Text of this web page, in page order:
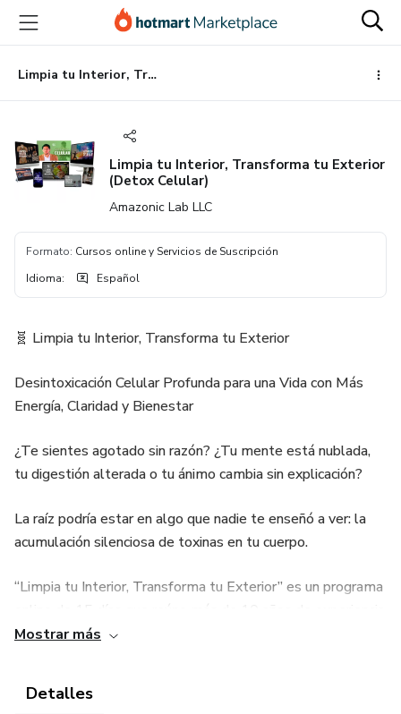
principal
página
de
página
Limpia tu Interior, Transforma tu Exterior (Detox Celular)
Limpia tu Interior, Transforma tu Exterior
(Detox Celular)
Amazonic Lab LLC
Formato: Cursos online y Servicios de Suscripción
Idioma: Español
🧬 Limpia tu Interior, Transforma tu Exterior
Desintoxicación Celular Profunda para una Vida con Más
Energía, Claridad y Bienestar
¿Te sientes agotado sin razón? ¿Tu mente está nublada,
tu digestión alterada o tu ánimo cambia sin explicación?
La raíz podría estar en algo que nadie te enseñó a ver: la
acumulación silenciosa de toxinas en tu cuerpo.
“Limpia tu Interior, Transforma tu Exterior” es un programa
científica, experimentación personal e investigación
Mostrar más
Detalles